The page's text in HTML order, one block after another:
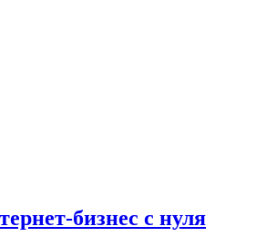
бизнес с нуля